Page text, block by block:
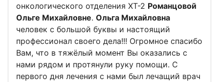
онкологического отделения ХТ-2 Романцовой
Ольге Михайловне. Ольга Михайловна
человек с большой буквы и настоящий
профессионал своего дела!!! Огромное спасибо
Вам, что в тяжёлый момент Вы оказались с
нами рядом и протянули руку помощи. С
первого дня лечения с нами был лечащий врач